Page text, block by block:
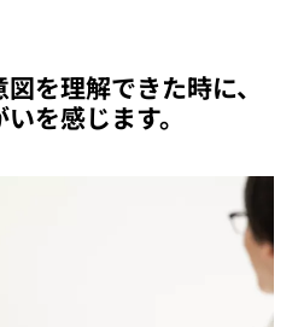
を理解できた時に、
を感じます。